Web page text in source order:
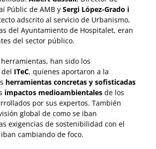
Públic de AMB y Sergi López-Grado i
adscrito al servicio de Urbanismo,
del Ayuntamiento de Hospitalet, eran
del sector público.
han sido los
ITeC, quienes aportaron a la
herramientas concretas y sofisticadas
impactos medioambientales de los
por sus expertos. También
global de como se iban
exigencias de sostenibilidad con el
cambiando de foco.